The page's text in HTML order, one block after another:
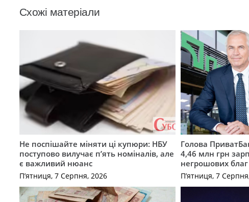
Схожі матеріали
Не поспішайте міняти ці купюри: НБУ
поступово вилучає п’ять номіналів, але
є важливий нюанс
П’ятниця, 7 Серпня, 2026
Голова
4,46 млн грн
негрошових благ
П’ятниця, 7